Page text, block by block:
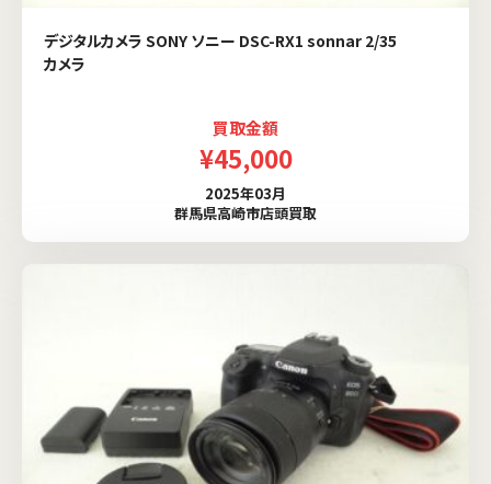
デジタルカメラ SONY ソニー DSC-RX1 sonnar 2/35
カメラ
買取金額
¥45,000
2025年03月
群馬県高崎市店頭買取